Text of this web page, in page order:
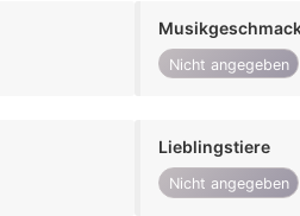
Nicht angegeben
Lieblingstiere
Nicht angegeben